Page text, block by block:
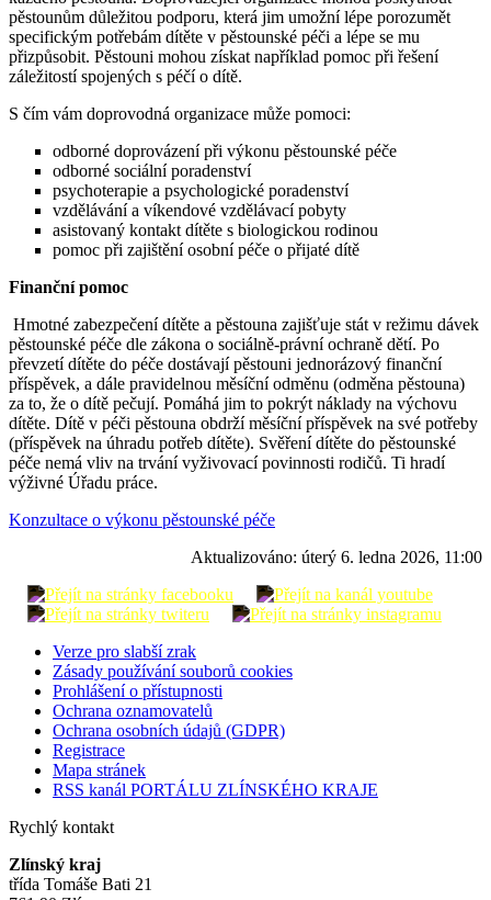
pěstounům důležitou podporu, která jim umožní lépe porozumět
specifickým potřebám dítěte v pěstounské péči a lépe se mu
přizpůsobit. Pěstouni mohou získat například pomoc při řešení
záležitostí spojených s péčí o dítě.
S čím vám doprovodná organizace může pomoci:
odborné doprovázení při výkonu pěstounské péče
odborné sociální poradenství
psychoterapie a psychologické poradenství
vzdělávání a víkendové vzdělávací pobyty
asistovaný kontakt dítěte s biologickou rodinou
pomoc při zajištění osobní péče o přijaté dítě
Finanční pomoc
Hmotné zabezpečení dítěte a pěstouna zajišťuje stát v režimu dávek
pěstounské péče dle zákona o sociálně-právní ochraně dětí. Po
převzetí dítěte do péče dostávají pěstouni jednorázový finanční
příspěvek, a dále pravidelnou měsíční odměnu (odměna pěstouna)
za to, že o dítě pečují. Pomáhá jim to pokrýt náklady na výchovu
dítěte. Dítě v péči pěstouna obdrží měsíční příspěvek na své potřeby
(příspěvek na úhradu potřeb dítěte). Svěření dítěte do pěstounské
péče nemá vliv na trvání vyživovací povinnosti rodičů. Ti hradí
výživné Úřadu práce.
Konzultace o výkonu pěstounské péče
Aktualizováno: úterý 6. ledna 2026, 11:00
Verze pro slabší zrak
Zásady používání souborů cookies
Prohlášení o přístupnosti
Ochrana oznamovatelů
Ochrana osobních údajů (GDPR)
Registrace
Mapa stránek
RSS kanál PORTÁLU ZLÍNSKÉHO KRAJE
Rychlý kontakt
Zlínský kraj
třída Tomáše Bati 21